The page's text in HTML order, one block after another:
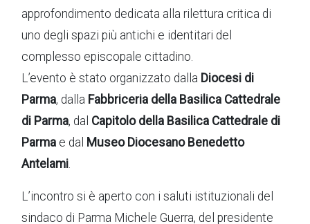
approfondimento dedicata alla rilettura critica di
uno degli spazi più antichi e identitari del
complesso episcopale cittadino.
L’evento è stato organizzato dalla Diocesi di
Parma, dalla Fabbriceria della Basilica Cattedrale
di Parma, dal Capitolo della Basilica Cattedrale di
Parmae dal Museo Diocesano Benedetto
Antelami.
L’incontro si è aperto con i saluti istituzionali del
sindaco di Parma Michele Guerra, del presidente